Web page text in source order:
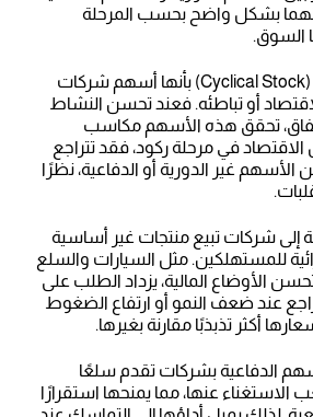
بشكل واضح بحسب المرحلة
السوق.
تُعرف الأسهم الدورية (Cyclical Stock) بأنها أسهم شركات
أو تباطئه. فعند تحسن النشاط
تحقق هذه الأسهم مكاسب
في مرحلة ركود، فقد تتراجع
غير الدورية أو الدفاعية، نظرًا
إلى شركات تبيع منتجات غير أساسية
للمستهلكين. مثل السيارات والسلع
الأوضاع المالية، يزداد الطلب على
عند ضعف النمو أو ارتفاع الضغوط
أكثر تذبذبًا مقارنة بغيرها.
الدفاعية بشركات تقدم سلعًا
عنها، مما يمنحها استقرارًا